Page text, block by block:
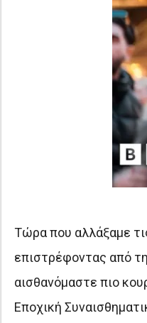
Τώρα που αλλάξαμε
επιστρέφοντας από
αισθανόμαστε πιο
Εποχική